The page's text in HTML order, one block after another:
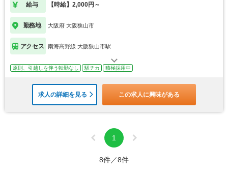
給与 【時給】2,000円～
勤務地 大阪府 大阪狭山市
アクセス 南海高野線 大阪狭山市駅
原則、引越しを伴う転勤なし 駅チカ 積極採用中
求人の詳細を見る この求人に興味がある
1
8件／8件